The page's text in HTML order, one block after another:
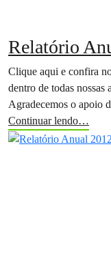
Relatório
Clique aqui e confira
dentro de todas nossas
Agradecemos o apoio
Continuar lendo…